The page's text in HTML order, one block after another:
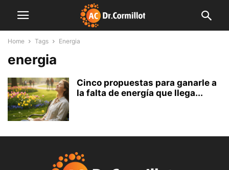
Home Tags Energia
energia
Cinco propuestas para ganarle a
la falta de energía que llega...